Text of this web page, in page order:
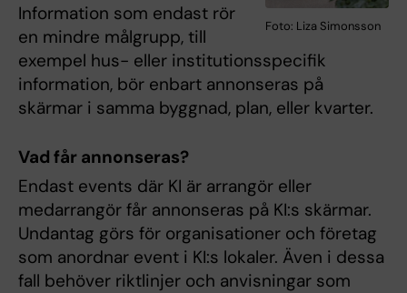
Foto: Liza Simonsson
Information som endast rör
en mindre målgrupp, till
exempel hus- eller institutionsspecifik
information, bör enbart annonseras på
skärmar i samma byggnad, plan, eller kvarter.
Vad får annonseras?
Endast events där KI är arrangör eller
medarrangör får annonseras på KI:s skärmar.
Undantag görs för organisationer och företag
som anordnar event i KI:s lokaler. Även i dessa
fall behöver riktlinjer och anvisningar som